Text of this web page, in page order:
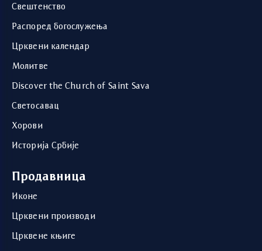
Свештенство
Распоред богослужења
Црквени календар
Молитве
Discover the Church of Saint Sava
Светосавац
Хорови
Историја Србије
Продавница
Иконе
Црквени производи
Црквене књиге